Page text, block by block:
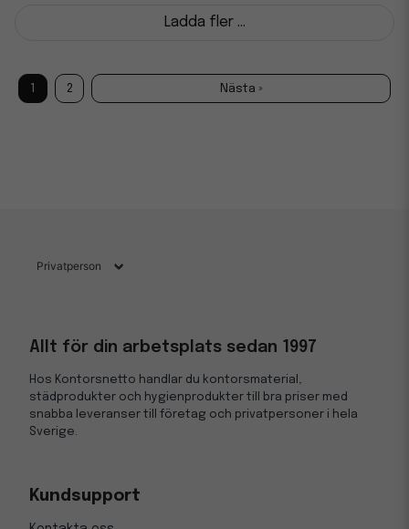
Ladda fler ...
1 2 Nästa »
Allt för din arbetsplats sedan 1997
Hos Kontorsnetto handlar du kontorsmaterial,
städprodukter och hygienprodukter till bra priser med
snabba leveranser till företag och privatpersoner i hela
Sverige.
Kundsupport